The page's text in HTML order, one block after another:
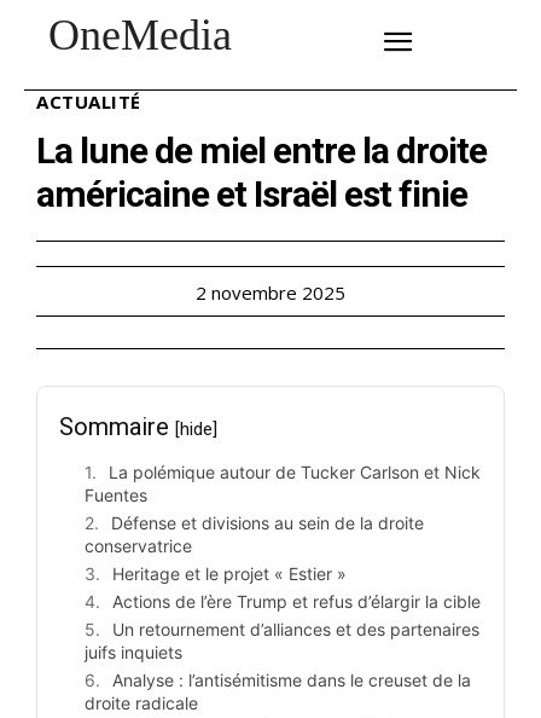
OneMedia
ACTUALITÉ
La lune de miel entre la droite
américaine et Israël est finie
2 novembre 2025
Sommaire [hide]
La polémique autour de Tucker Carlson et Nick
Fuentes
Défense et divisions au sein de la droite
conservatrice
Heritage et le projet « Estier »
Actions de l’ère Trump et refus d’élargir la cible
Un retournement d’alliances et des partenaires
juifs inquiets
Analyse : l’antisémitisme dans le creuset de la
droite radicale